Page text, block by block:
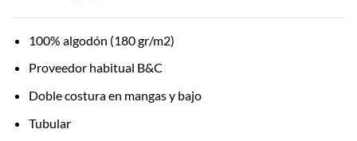
100% algodón (180 gr/m2)
Proveedor habitual B&C
Doble costura en mangas y bajo
Tubular